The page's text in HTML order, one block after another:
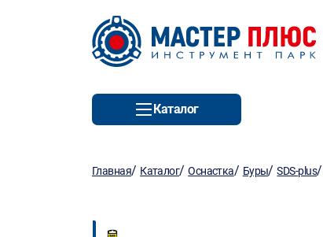
Каталог
Главная/ Каталог/Оснастка/ Буры/SDS-plus/